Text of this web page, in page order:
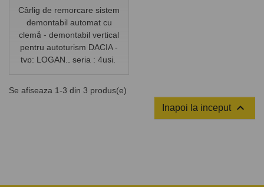
Cârlig de remorcare sistem
demontabil automat cu
clemă - demontabil vertical
pentru autoturism DACIA -
typ: LOGAN., seria : 4uși.
Se afiseaza 1-3 din 3 produs(e)
Inapoi la inceput 